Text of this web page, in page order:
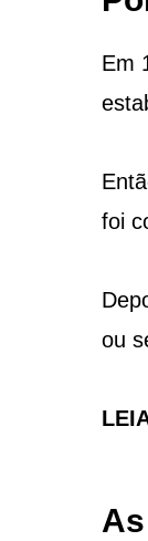
Em
foi
ou